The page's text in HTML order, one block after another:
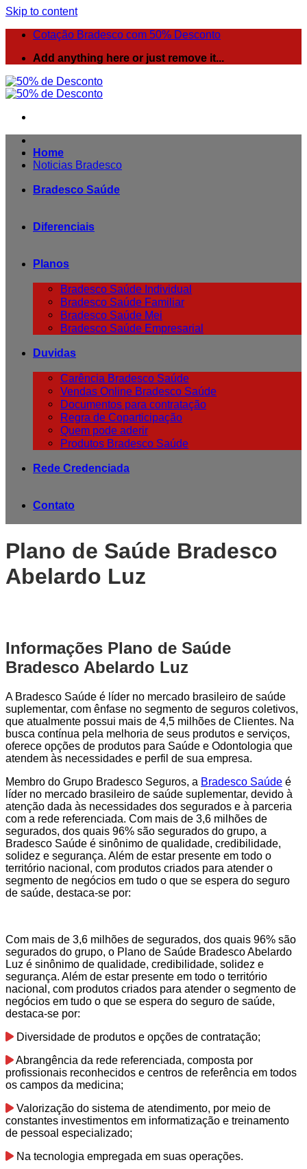
Skip to content
Cotação Bradesco com 50% Desconto
Add anything here or just remove it...
Noticias Bradesco
Home
Bradesco Saúde
Diferenciais
Planos
Bradesco Saúde Individual
Bradesco Saúde Familiar
Bradesco Saúde Mei
Bradesco Saúde Empresarial
Duvidas
Carência Bradesco Saúde
Vendas Online Bradesco Saúde
Documentos para contratação
Regra de Coparticipação
Quem pode aderir
Produtos Bradesco Saúde
Rede Credenciada
Contato
Plano de Saúde Bradesco
Abelardo Luz
Informações Plano de Saúde
Bradesco Abelardo Luz
A Bradesco Saúde é líder no mercado brasileiro de saúde
suplementar, com ênfase no segmento de seguros coletivos,
que atualmente possui mais de 4,5 milhões de Clientes. Na
busca contínua pela melhoria de seus produtos e serviços,
oferece opções de produtos para Saúde e Odontologia que
atendem às necessidades e perfil de sua empresa.
Membro do Grupo Bradesco Seguros, a Bradesco Saúde é
líder no mercado brasileiro de saúde suplementar, devido à
atenção dada às necessidades dos segurados e à parceria
com a rede referenciada. Com mais de 3,6 milhões de
segurados, dos quais 96% são segurados do grupo, a
Bradesco Saúde é sinônimo de qualidade, credibilidade,
solidez e segurança. Além de estar presente em todo o
território nacional, com produtos criados para atender o
segmento de negócios em tudo o que se espera do seguro
de saúde, destaca-se por:
Com mais de 3,6 milhões de segurados, dos quais 96% são
segurados do grupo, o Plano de Saúde Bradesco Abelardo
Luz é sinônimo de qualidade, credibilidade, solidez e
segurança. Além de estar presente em todo o território
nacional, com produtos criados para atender o segmento de
negócios em tudo o que se espera do seguro de saúde,
destaca-se por:
Diversidade de produtos e opções de contratação;
Abrangência da rede referenciada, composta por
profissionais reconhecidos e centros de referência em todos
os campos da medicina;
Valorização do sistema de atendimento, por meio de
constantes investimentos em informatização e treinamento
de pessoal especializado;
Na tecnologia empregada em suas operações.